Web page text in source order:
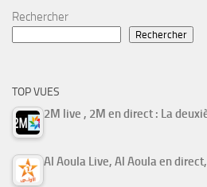
Rechercher
Rechercher
TOP VUES
2M live , 2M en direct : La
Al Aoula Live, Al Aoula en